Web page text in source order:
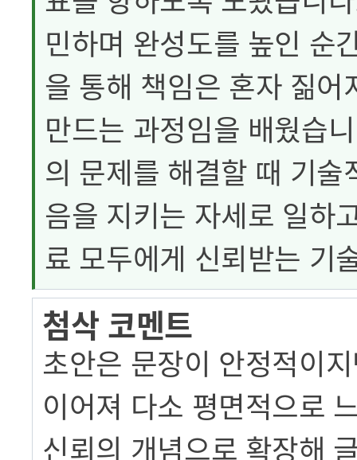
민하며 완성도를 높인 순
을 통해 책임은 혼자 짊
만드는 과정임을 배웠습
의 문제를 해결할 때 기
음을 지키는 자세로 일하
료 모두에게 신뢰받는 기
첨삭 코멘트
초안은 문장이 안정적이
이어져 다소 평면적으로
신뢰의 개념으로 확장해